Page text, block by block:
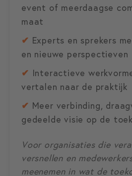
event of meerdaagse
maat
✔ Experts en sprekers
en nieuwe perspectieven
✔ Interactieve
vertalen naar de praktijk
✔ Meer verbinding,
gedeelde visie op de
Voor organisaties die
versnellen en
meenemen in wat de